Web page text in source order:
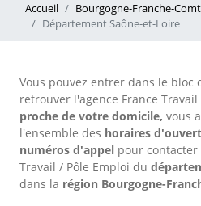
Accueil
Bourgogne-Franche-
Département Saône-et-Loire
Vous pouvez entrer dans le bloc
retrouver l'agence France Travail
proche de votre domicile, vous
l'ensemble des horaires
numéros d'appel pour
Travail / Pôle Emploi du
dans la région Bourgogne-